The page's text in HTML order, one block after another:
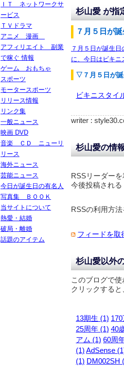
杉山愛 が指
７月５日が
７月５日が誕生
に、今日はビキニ
▽７月５日が誕
ビキニスタイ
writer :
杉山愛の情
RSSリーダーを
今後投稿される
RSSの利用方
フィードを取
杉山愛以外
このブログで
クリックする
13期生 (1)
25周年 (1) 40
アム (1) 60周
(1) AdSense
(1) DM002SH
ＩＴ ネットワークサ
ービス
ＴＶドラマ
アニメ 漫画
アフィリエイト 副業
で稼ぐ 情報
ゲーム おもちゃ
スポーツ
モータースポーツ
リリース情報
リンク集
一般ニュース
映画 DVD
音楽 ＣＤ ニューリ
リース
海外ニュース
芸能ニュース
今日が誕生日の有名人
写真集 ＢＯＯＫ
当サイトについて
熱愛・結婚
破局・離婚
話題のアイテム